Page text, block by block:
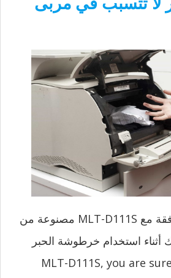
خرطوشة الحبر المتوافقة مع MLT-D111S مصنوعة من
أثناء استخدام خرطوشة الحبر
you are